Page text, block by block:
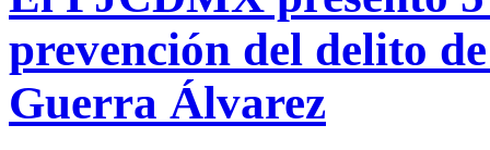
prevención del delito
Guerra Álvarez